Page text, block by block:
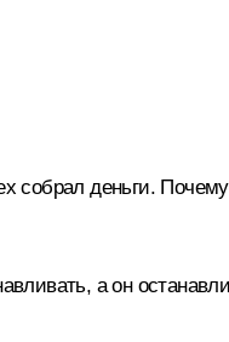
собрал деньги.
а он